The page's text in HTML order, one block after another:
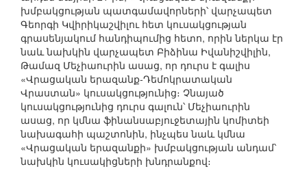
խմբակցության պատգամավորների՝ վարչապետ
Գեորգի Կվիրիկաշվիլու հետ կուսակցության
գրասենյակում հանդիպումից հետո, որին ներկա էր
նաև նախկին վարչապետ Բիձինա Իվանիշվիլին,
Թամազ Մեչիաուրին ասաց, որ դուրս է գալիս
«Վրացական երազանք-Դեմոկրատական
Վրաստան» կուսակցությունից։ Չնայած
կուսակցությունից դուրս գալուն՝ Մեչիաուրին
ասաց, որ կմնա ֆինանսաբյուջետային կոմիտեի
նախագահի պաշտոնին, ինչպես նաև կմնա
«Վրացական երազանքի» խմբակցության անդամ՝
նախկին կուսակիցների խնդրանքով։